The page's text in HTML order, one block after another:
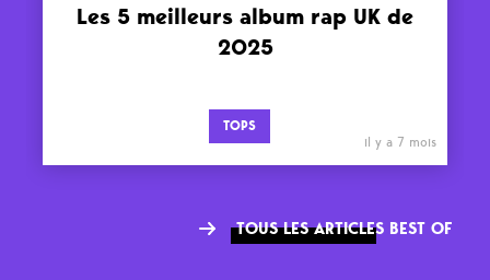
Les 5 meilleurs album rap UK de
2025
TOPS
il y a 7 mois
TOUS LES ARTICLES BEST OF